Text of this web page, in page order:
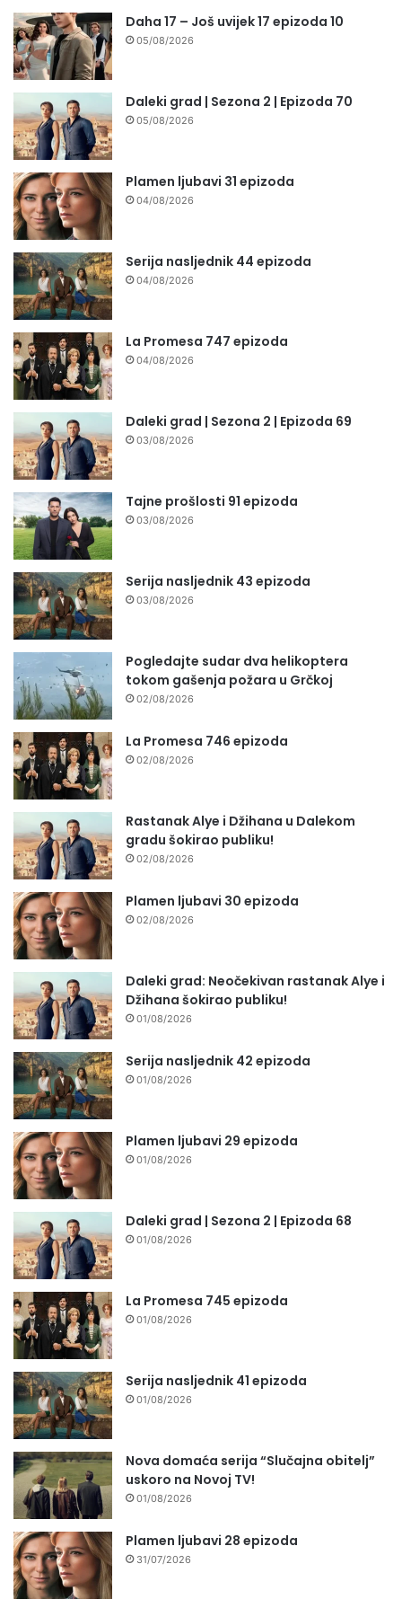
Daha 17 – Još uvijek 17 epizoda 10
05/08/2026
Daleki grad | Sezona 2 | Epizoda 70
05/08/2026
Plamen ljubavi 31 epizoda
04/08/2026
Serija nasljednik 44 epizoda
04/08/2026
La Promesa 747 epizoda
04/08/2026
Daleki grad | Sezona 2 | Epizoda 69
03/08/2026
Tajne prošlosti 91 epizoda
03/08/2026
Serija nasljednik 43 epizoda
03/08/2026
Pogledajte sudar dva helikoptera
tokom gašenja požara u Grčkoj
02/08/2026
La Promesa 746 epizoda
02/08/2026
Rastanak Alye i Džihana u Dalekom
gradu šokirao publiku!
02/08/2026
Plamen ljubavi 30 epizoda
02/08/2026
Daleki grad: Neočekivan rastanak Alye i
Džihana šokirao publiku!
01/08/2026
Serija nasljednik 42 epizoda
01/08/2026
Plamen ljubavi 29 epizoda
01/08/2026
Daleki grad | Sezona 2 | Epizoda 68
01/08/2026
La Promesa 745 epizoda
01/08/2026
Serija nasljednik 41 epizoda
01/08/2026
Nova domaća serija “Slučajna obitelj”
uskoro na Novoj TV!
01/08/2026
Plamen ljubavi 28 epizoda
31/07/2026